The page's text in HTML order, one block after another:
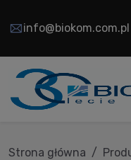
info@biokom.com.pl
Strona główna